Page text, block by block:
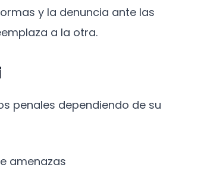
y la denuncia ante las
a la otra.
penales dependiendo de su
amenazas